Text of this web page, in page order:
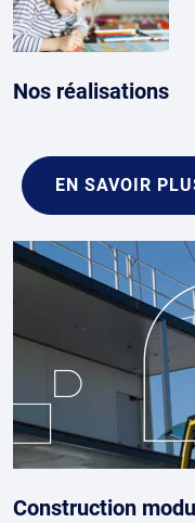
Nos réalisations
EN SAVOIR
Construction